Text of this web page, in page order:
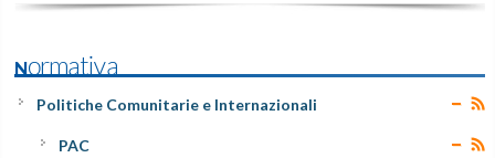
Normativa
Politiche Comunitarie e Internazionali
PAC